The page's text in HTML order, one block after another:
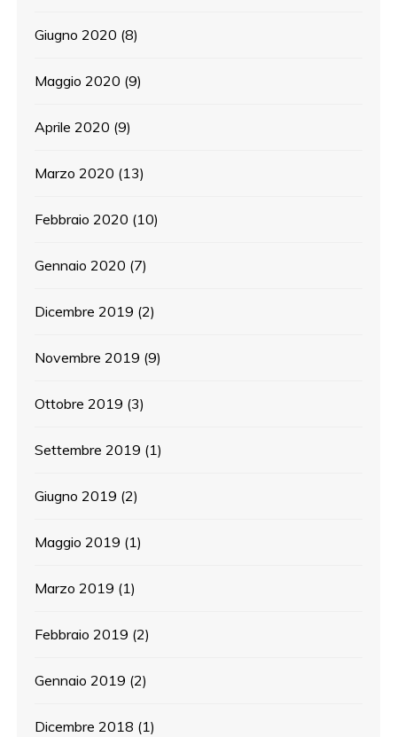
Giugno 2020 (8)
Maggio 2020 (9)
Aprile 2020 (9)
Marzo 2020 (13)
Febbraio 2020 (10)
Gennaio 2020 (7)
Dicembre 2019 (2)
Novembre 2019 (9)
Ottobre 2019 (3)
Settembre 2019 (1)
Giugno 2019 (2)
Maggio 2019 (1)
Marzo 2019 (1)
Febbraio 2019 (2)
Gennaio 2019 (2)
Dicembre 2018 (1)